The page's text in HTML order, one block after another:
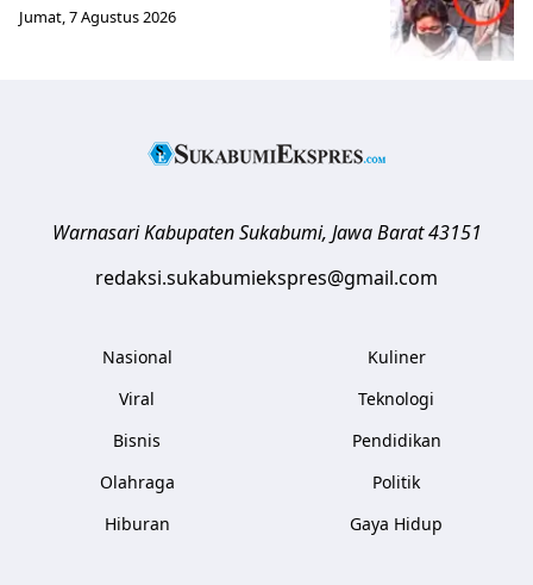
Jumat, 7 Agustus 2026
Warnasari Kabupaten Sukabumi, Jawa Barat 43151
redaksi.sukabumiekspres@gmail.com
Nasional
Viral
Bisnis
Olahraga
Hiburan
Kuliner
Teknologi
Pendidikan
Politik
Gaya Hidup